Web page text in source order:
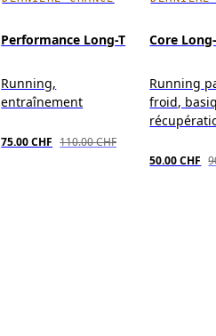
Performance Long-T
Running,
entraînement
75.00 CHF 110.00 CHF
Core
Running
froid,
50.00 CHF